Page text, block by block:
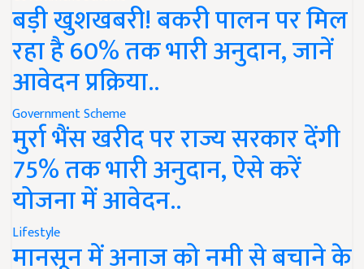
बड़ी खुशखबरी! बकरी पालन पर मिल
रहा है 60% तक भारी अनुदान, जानें
आवेदन प्रक्रिया..
Government Scheme
मुर्रा भैंस खरीद पर राज्य सरकार देंगी
75% तक भारी अनुदान, ऐसे करें
योजना में आवेदन..
Lifestyle
मानसून में अनाज को नमी से बचाने के